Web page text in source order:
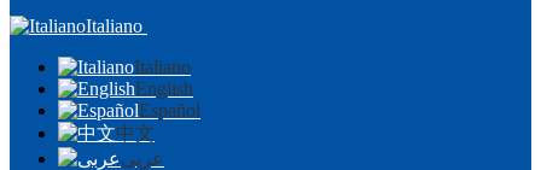
Italiano
Italiano
English
Español
中文
عربى